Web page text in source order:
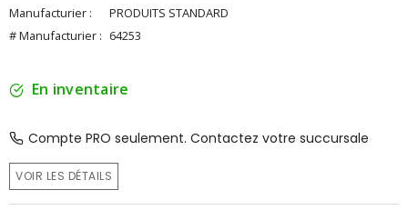
Manufacturier :
PRODUITS STANDARD
# Manufacturier : 64253
En inventaire
Compte PRO seulement. Contactez votre succursale
VOIR LES DÉTAILS